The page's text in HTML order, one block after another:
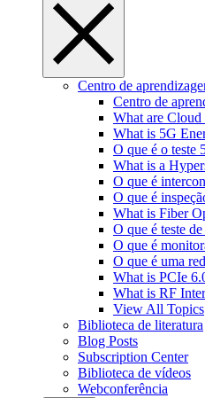
Centro de
Centro de
What are Cloud
What is 5G
O que é o teste
What is a
O que é
O que é
What is Fiber
O que é teste
O que é
O que é uma
What is PCIe
What is RF
View All Topics
Biblioteca de literatura
Blog Posts
Subscription Center
Biblioteca de vídeos
Webconferência